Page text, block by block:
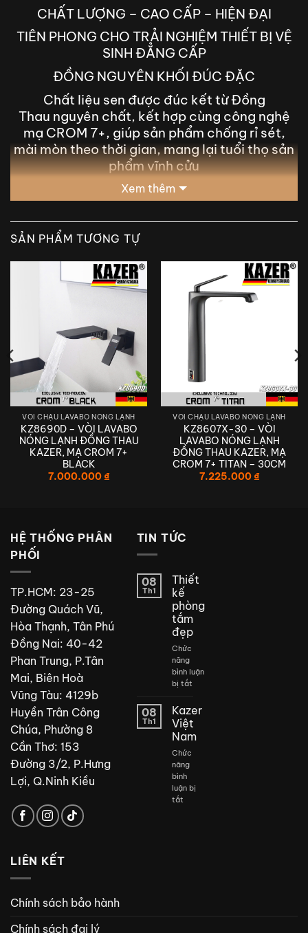
CHẤT LƯỢNG – CAO CẤP – HIỆN ĐẠI
TIÊN PHONG CHO TRẢI NGHIỆM THIẾT BỊ VỆ
SINH ĐẲNG CẤP
ĐỒNG NGUYÊN KHỐI ĐÚC ĐẶC
Chất liệu sen được đúc kết từ Đồng
Thau nguyên chất, kết hợp cùng công nghệ
mạ CROM 7+, giúp sản phẩm chống rỉ sét,
mài mòn theo thời gian, mang lại tuổi thọ sản
phẩm vĩnh cửu
Xem thêm
SẢN PHẨM TƯƠNG TỰ
VÒI CHẬU LAVABO NÓNG LẠNH
KZ8690D – VÒI LAVABO
NÓNG LẠNH ĐỒNG THAU
KAZER, MẠ CROM 7+
BLACK
7.000.000₫
VÒI CHẬU LAVABO NÓNG LẠNH
KZ8607X-30 – VÒI
LAVABO NÓNG LẠNH
ĐỒNG THAU KAZER, MẠ
CROM 7+ TITAN – 30CM
7.225.000₫
HỆ THỐNG PHÂN
PHỐI
TP.HCM: 23-25
Đường Quách Vũ,
Hòa Thạnh, Tân Phú
Đồng Nai: 40-42
Phan Trung, P.Tân
Mai, Biên Hoà
Vũng Tàu: 4129b
Huyền Trân Công
Chúa, Phường 8
Cần Thơ: 153
Đường 3/2, P.Hưng
Lợi, Q.Ninh Kiều
TIN TỨC
08
Th1
Thiết
kế
phòng
tắm
đẹp
Chức
năng
bình luận
bị tắtở
kế
phòng
tắm
đẹp
08
Th1
Kazer
Việt
Nam
Chức
năng
bình
luận bị
tắtở
LIÊN KẾT
Chính sách bảo hành
Chính sách đại lý